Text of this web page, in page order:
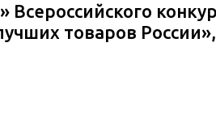
товаров России»,